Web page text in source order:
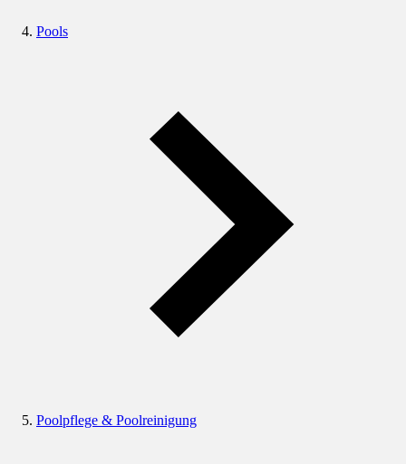
Pools
Poolpflege & Poolreinigung